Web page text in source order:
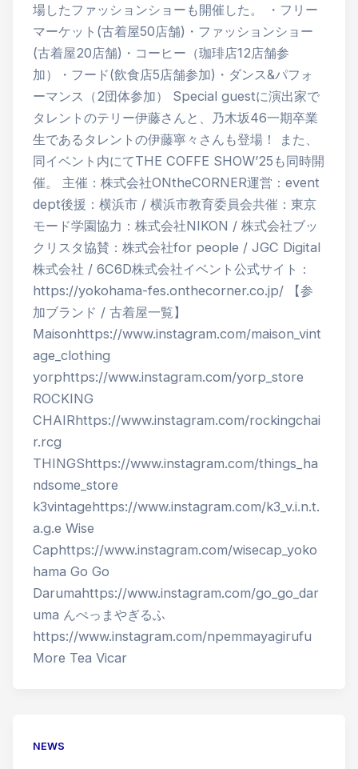
場したファッションショーも開催した。 ・フリー
マーケット(古着屋50店舗)・ファッションショー
(古着屋20店舗)・コーヒー（珈琲店12店舗参
加）・フード(飲食店5店舗参加)・ダンス&パフォ
ーマンス（2団体参加） Special guestに演出家で
タレントのテリー伊藤さんと、乃木坂46一期卒業
生であるタレントの伊藤寧々さんも登場！ また、
同イベント内にてTHE COFFE SHOW’25も同時開
催。 主催：株式会社ONtheCORNER運営：event
dept後援：横浜市 / 横浜市教育委員会共催：東京
モード学園協力：株式会社NIKON / 株式会社ブッ
クリスタ協賛：株式会社for people / JGC Digital
株式会社 / 6C6D株式会社イベント公式サイト：
https://yokohama-fes.onthecorner.co.jp/ 【参
加ブランド / 古着屋一覧】
Maisonhttps://www.instagram.com/maison_vint
age_clothing
yorphttps://www.instagram.com/yorp_store
ROCKING
CHAIRhttps://www.instagram.com/rockingchai
r.rcg
THINGShttps://www.instagram.com/things_ha
ndsome_store
k3vintagehttps://www.instagram.com/k3_v.i.n.t.
a.g.e Wise
Caphttps://www.instagram.com/wisecap_yoko
hama Go Go
Darumahttps://www.instagram.com/go_go_dar
uma んぺっまやぎるふ
https://www.instagram.com/npemmayagirufu
More Tea Vicar
NEWS